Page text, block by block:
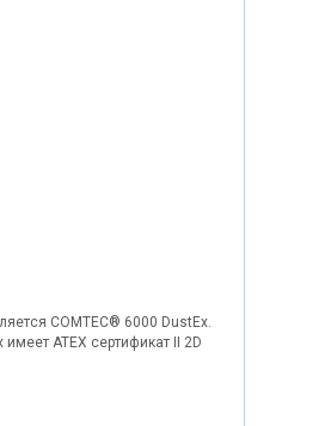
COMTEC® 6000 DustEx.
ATEX сертификат II 2D